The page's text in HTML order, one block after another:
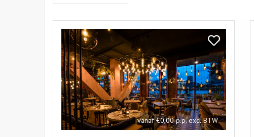
Bekijk
Humphrey’s
Rotterdam
vanaf €0,00 p.p. excl BTW
Humphrey’s
Rotterdam